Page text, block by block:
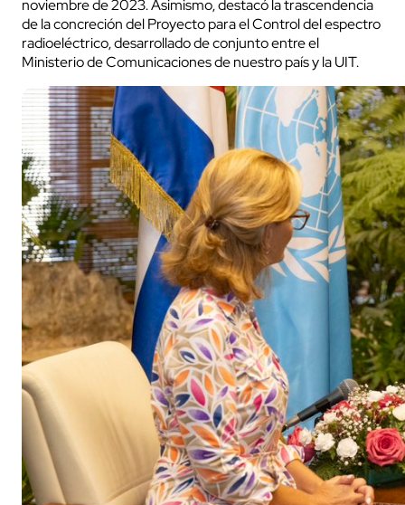
noviembre de 2023. Asimismo, destacó la trascendencia
de la concreción del Proyecto para el Control del espectro
radioeléctrico, desarrollado de conjunto entre el
Ministerio de Comunicaciones de nuestro país y la UIT.